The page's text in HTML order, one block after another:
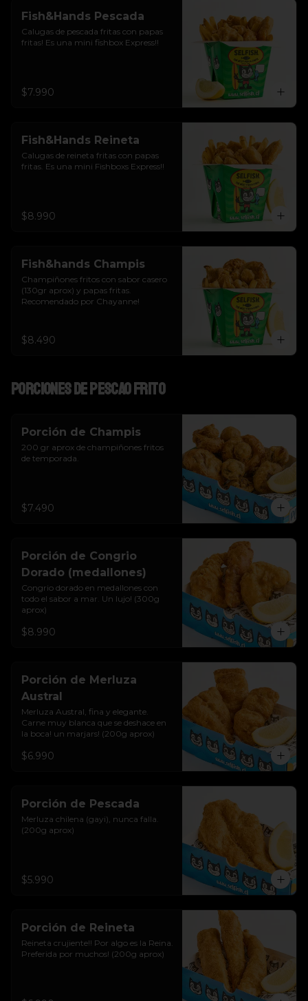
Fish&Hands Pescada
Calugas de pescada fritas con papas
fritas! Es una mini fishbox Express!!
$7.990
Fish&Hands Reineta
Calugas de reineta fritas con papas
fritas. Es una mini Fishboxs Express!!
$8.990
Fish&hands Champis
Champiñones fritos con sabor casero
(130gr aprox) y papas fritas.
Recomendado por Chayanne!
$8.490
Porciones de pescao frito
Porción de Champis
200 gr aprox de champiñones fritos
de temporada.
$7.490
Porción de Congrio
Dorado (medallones)
Congrio dorado en medallones con
todo el sabor a mar. Un lujo! (300g
aprox)
$8.990
Porción de Merluza
Austral
Merluza Austral, fina y elegante.
Carne muy blanca que se deshace en
la boca! un marjars! (200g aprox)
$6.990
Porción de Pescada
Merluza chilena (gayi), nunca falla.
(200g aprox)
$5.990
Porción de Reineta
Reineta crujiente!! Por algo es la Reina.
Preferida por muchos! (200g aprox)